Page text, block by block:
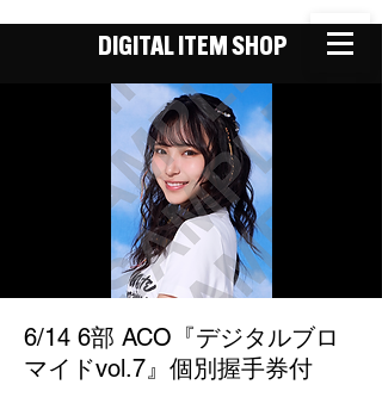
DIGITAL ITEM SHOP
6/14 6部 ACO『デジタルブロ
マイドvol.7』個別握手券付